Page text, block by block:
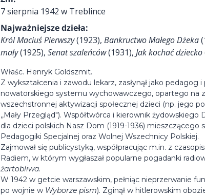
7 sierpnia 1942 w Treblince
Najważniejsze dzieła:
Król Maciuś Pierwszy(1923), Bankructwo Małego Dżeka
mały(1925), Senat szaleńców(1931), Jak kochać dziecko
Właśc. Henryk Goldszmit.
Z wykształcenia i zawodu lekarz, zasłynął jako
nowatorskiego systemu wychowawczego, opartego na
wszechstronnej aktywizacji społecznej dzieci (np. jego
,,Mały Przegląd"). Współtwórca i kierownik żydowskiego
dla dzieci polskich Nasz Dom (1919-1936)
Pedagogiki Specjalnej oraz Wolnej Wszechnicy Polskiej.
Zajmował się publicystyką, współpracując m.in. z
Radiem, w którym wygłaszał popularne pogadanki
żartobliwa.
W 1942 w getcie warszawskim, pełniąc nieprzerwanie
po wojnie w Wyborze pism). Zginął w hitlerowskim